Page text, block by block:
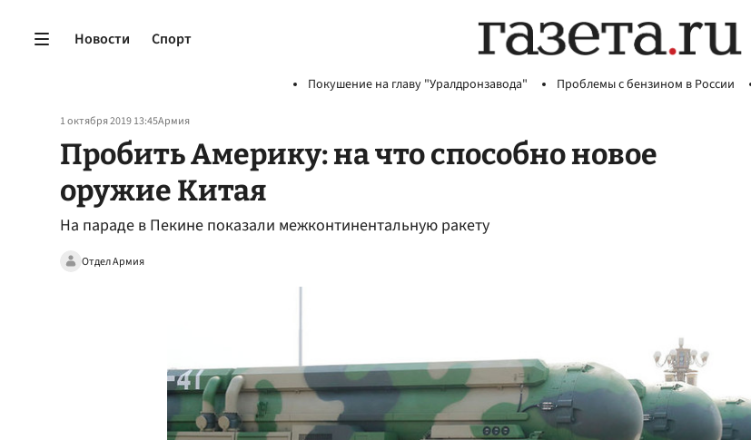
Новости Спорт
Покушение на главу "Уралдронзавода" Проблемы с бензином в России
1 октября 2019 13:45Армия
Пробить Америку: на что способно новое
оружие Китая
На параде в Пекине показали межконтинентальную ракету
Отдел Армия